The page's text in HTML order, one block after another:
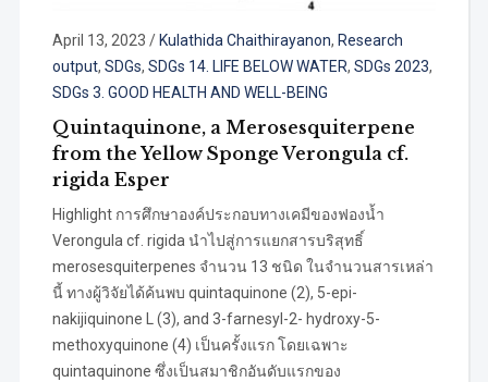
April 13, 2023 / Kulathida Chaithirayanon, Research
output, SDGs, SDGs 14. LIFE BELOW WATER, SDGs 2023,
SDGs 3. GOOD HEALTH AND WELL-BEING
Quintaquinone, a Merosesquiterpene
from the Yellow Sponge Verongula cf.
rigida Esper
Highlight การศึกษาองค์ประกอบทางเคมีของฟองน้ำ
Verongula cf. rigida นำไปสู่การแยกสารบริสุทธิ์
merosesquiterpenes จำนวน 13 ชนิด ในจำนวนสารเหล่า
นี้ ทางผู้วิจัยได้ค้นพบ quintaquinone (2), 5-epi-
nakijiquinone L (3), and 3-farnesyl-2- hydroxy-5-
methoxyquinone (4) เป็นครั้งแรก โดยเฉพาะ
quintaquinone ซึ่งเป็นสมาชิกอันดับแรกของ